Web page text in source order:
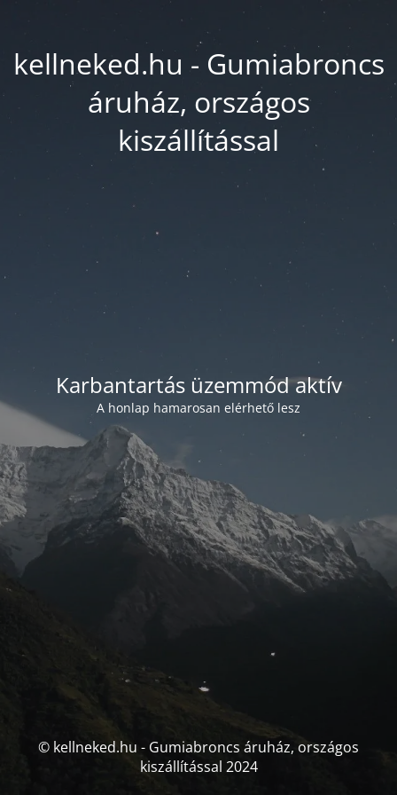
kellneked.hu - Gumiabroncs
áruház, országos
kiszállítással
Karbantartás üzemmód aktív
A honlap hamarosan elérhető lesz
© kellneked.hu - Gumiabroncs áruház, országos
kiszállítással 2024